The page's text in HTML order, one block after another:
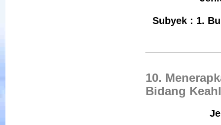
Subyek : 1.
10.
Bidang